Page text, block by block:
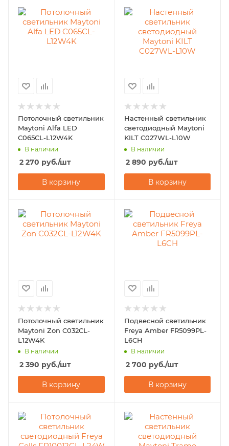
Потолочный светильник
Maytoni Alfa LED
C065CL-L12W4K
В наличии
2 270 руб./шт
В корзину
Настенный светильник
светодиодный Maytoni
KILT C027WL-L10W
В наличии
2 890 руб./шт
В корзину
Потолочный светильник
Maytoni Zon C032CL-
L12W4K
В наличии
2 390 руб./шт
В корзину
Подвесной светильник
Freya Amber FR5099PL-
L6CH
В наличии
2 700 руб./шт
В корзину